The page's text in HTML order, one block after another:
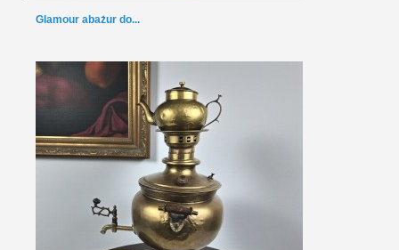
Glamour abażur do...